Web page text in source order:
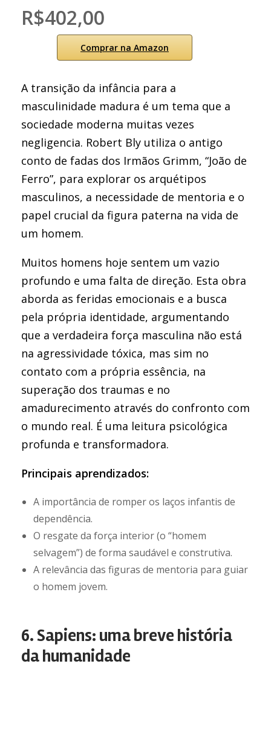
R$402,00
Comprar na Amazon
A transição da infância para a
masculinidade madura é um tema que a
sociedade moderna muitas vezes
negligencia. Robert Bly utiliza o antigo
conto de fadas dos Irmãos Grimm, “João de
Ferro”, para explorar os arquétipos
masculinos, a necessidade de mentoria e o
papel crucial da figura paterna na vida de
um homem.
Muitos homens hoje sentem um vazio
profundo e uma falta de direção. Esta obra
aborda as feridas emocionais e a busca
pela própria identidade, argumentando
que a verdadeira força masculina não está
na agressividade tóxica, mas sim no
contato com a própria essência, na
superação dos traumas e no
amadurecimento através do confronto com
o mundo real. É uma leitura psicológica
profunda e transformadora.
Principais aprendizados:
A importância de romper os laços infantis de
dependência.
O resgate da força interior (o “homem
selvagem”) de forma saudável e construtiva.
A relevância das figuras de mentoria para guiar
o homem jovem.
6. Sapiens: uma breve história
da humanidade